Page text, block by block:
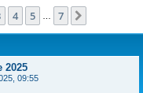
c
7 4 5 7
2025
09:55